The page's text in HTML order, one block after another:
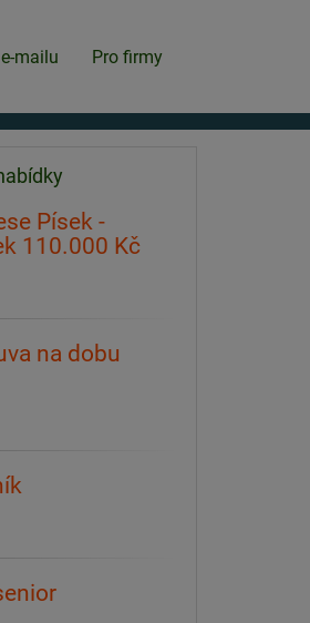
mailu Pro firmy
Písek -
110.000 Kč
na dobu